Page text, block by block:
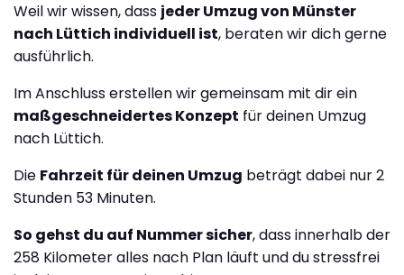
Weil wir wissen, dass jeder Umzug von Münster
nach Lüttich individuell ist, beraten wir dich gerne
ausführlich.
Im Anschluss erstellen wir gemeinsam mit dir ein
maßgeschneidertes Konzept für deinen Umzug
nach Lüttich.
Die Fahrzeit für deinen Umzug beträgt dabei nur 2
Stunden 53 Minuten.
So gehst du auf Nummer sicher, dass innerhalb der
258 Kilometer alles nach Plan läuft und du stressfrei